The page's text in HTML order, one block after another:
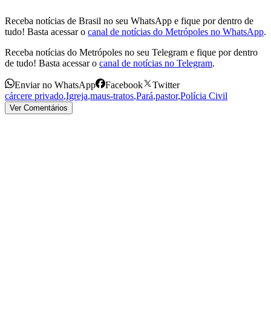
Receba notícias de Brasil no seu WhatsApp e fique por dentro de
tudo! Basta acessar o canal de notícias do Metrópoles no WhatsApp.
Receba notícias do Metrópoles no seu Telegram e fique por dentro
de tudo! Basta acessar o canal de notícias no Telegram.
Enviar no WhatsApp Facebook
Twitter
cárcere privado,Igreja,maus-tratos,Pará,pastor,Polícia Civil
Ver Comentários